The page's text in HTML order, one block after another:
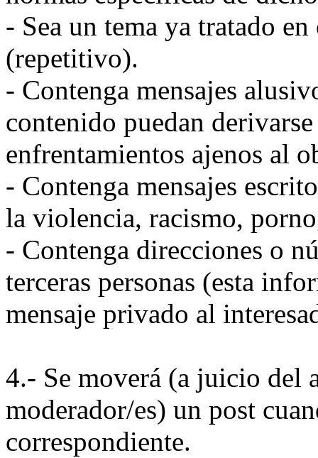
- Sea un tema ya tratado
(repetitivo).
- Contenga mensajes
contenido puedan
enfrentamientos ajenos al
- Contenga mensajes
la violencia, racismo,
- Contenga direcciones o
terceras personas (esta
mensaje privado al
4.- Se moverá (a juicio del
moderador/es) un post
correspondiente.